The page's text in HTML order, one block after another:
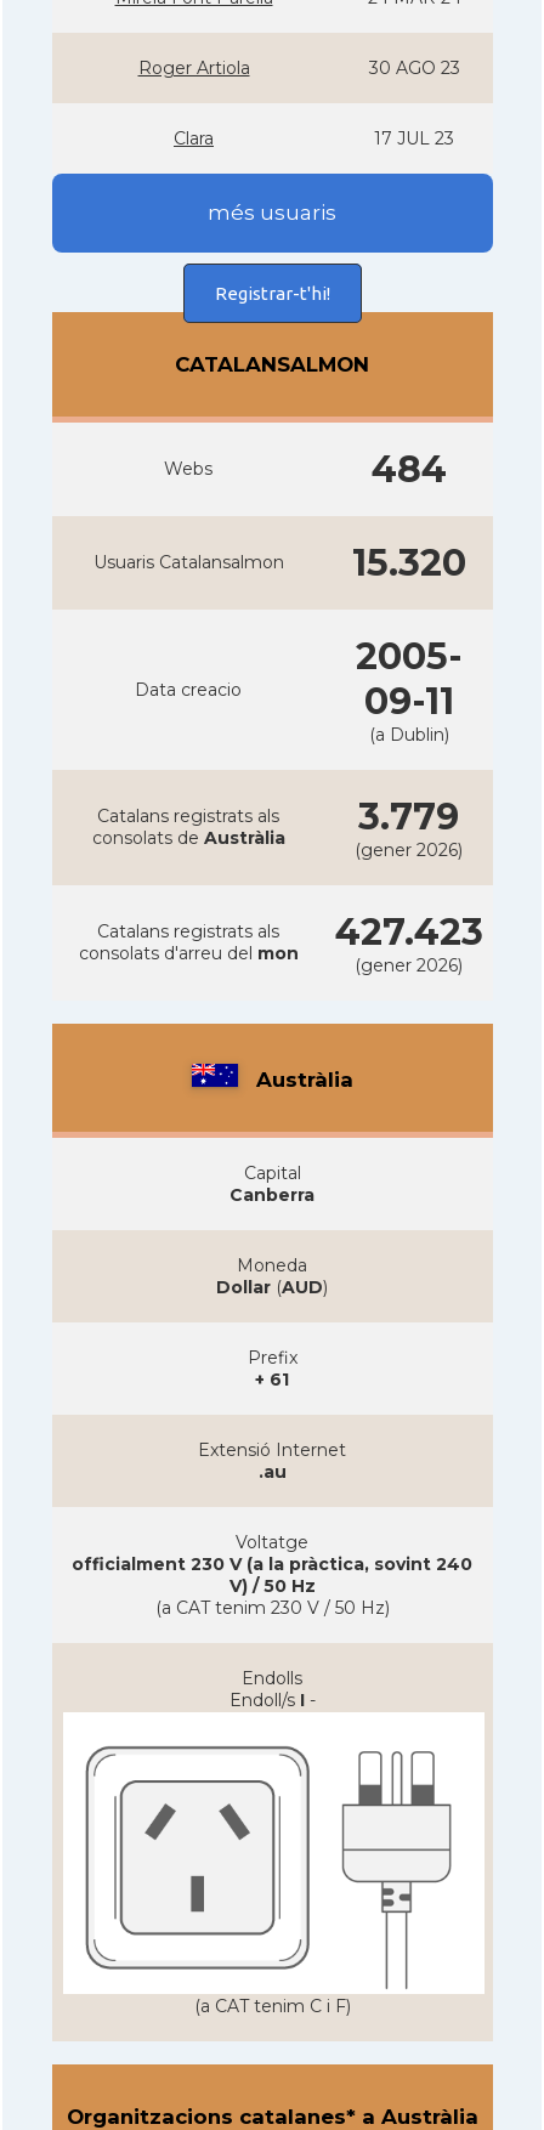
Roger Artiola 30 AGO 23
Clara 17 JUL 23
més usuaris
Registrar-t'hi!
CATALANSALMON
Webs 484
Usuaris Catalansalmon 15.320
Data creacio
2005-
09-11
(a Dublin)
Catalans registrats als
consolats de Austràlia 3.779
(gener 2026)
Catalans registrats als
consolats d'arreu del mon 427.423
(gener 2026)
Austràlia
Capital
Canberra
Moneda
Dollar (AUD)
Prefix
+ 61
Extensió Internet
.au
Voltatge
officialment 230 V (a la pràctica, sovint 240
V) / 50 Hz
(a CAT tenim 230 V / 50 Hz)
Endolls
Endoll/s I-
(a CAT tenim C i F)
Organitzacions catalanes* a Austràlia